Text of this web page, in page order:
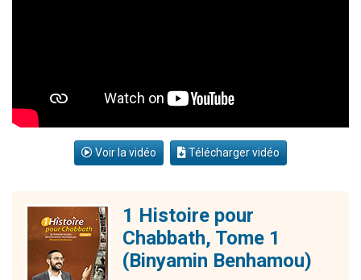
Voir la vidéo Télécharger vidéo
1 Histoire pour
Chabbath, Tome 1
(Binyamin Benhamou)